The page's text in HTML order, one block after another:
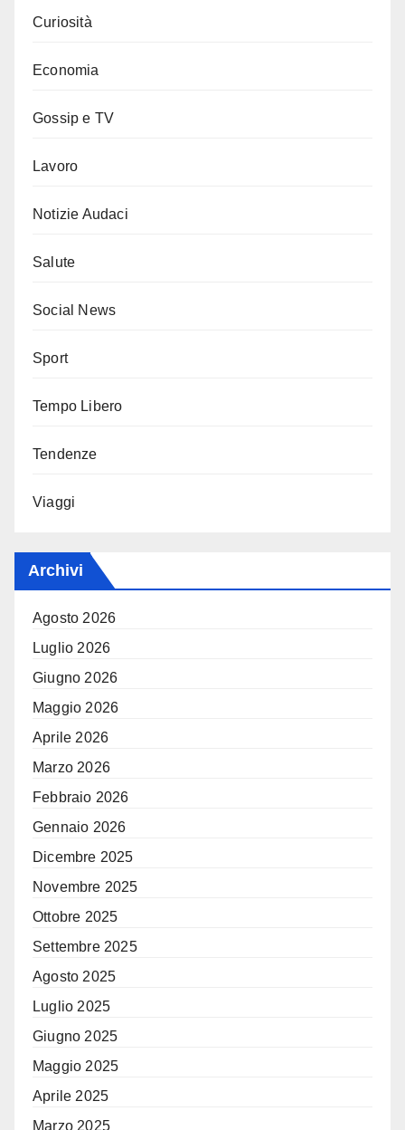
Curiosità
Economia
Gossip e TV
Lavoro
Notizie Audaci
Salute
Social News
Sport
Tempo Libero
Tendenze
Viaggi
Archivi
Agosto 2026
Luglio 2026
Giugno 2026
Maggio 2026
Aprile 2026
Marzo 2026
Febbraio 2026
Gennaio 2026
Dicembre 2025
Novembre 2025
Ottobre 2025
Settembre 2025
Agosto 2025
Luglio 2025
Giugno 2025
Maggio 2025
Aprile 2025
Marzo 2025